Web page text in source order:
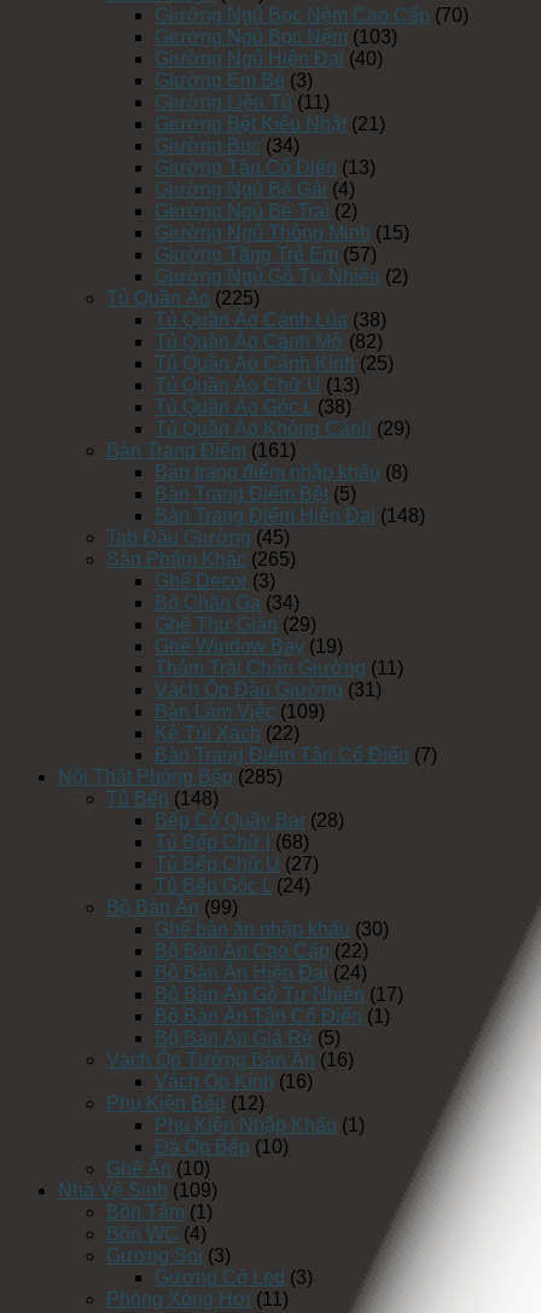
Giường Ngủ Bọc Nệm Cao Cấp (70)
Giường Ngủ Bọc Nệm (103)
Giường Ngủ Hiện Đại (40)
Giường Em Bé (3)
Giường Liền Tủ (11)
Giường Bệt Kiểu Nhật (21)
Giường Bục (34)
Giường Tân Cổ Điển (13)
Giường Ngủ Bé Gái (4)
Giường Ngủ Bé Trai (2)
Giường Ngủ Thông Minh (15)
Giường Tầng Trẻ Em (57)
Giường Ngủ Gỗ Tự Nhiên (2)
Tủ Quần Áo (225)
Tủ Quần Áo Cánh Lùa (38)
Tủ Quần Áo Cánh Mở (82)
Tủ Quần Áo Cánh Kính (25)
Tủ Quần Áo Chữ U (13)
Tủ Quần Áo Góc L
(38)
Tủ Quần Áo Không Cánh (29)
Bàn Trang Điểm (161)
Bàn trang điểm nhập khẩu (8)
Bàn Trang Điểm Bệt (5)
Bàn Trang Điểm Hiện Đại (148)
Tab Đầu Giường (45)
Sản Phẩm Khác (265)
Ghế Decor (3)
Bộ Chăn Ga (34)
Ghế Thư Giãn (29)
Ghế Window Bay (19)
Thảm Trải Chân Giường (11)
Vách Ốp Đầu Giường (31)
Bàn Làm Việc (109)
Kệ Túi Xách (22)
Bàn Trang Điểm Tân Cổ Điển (7)
Nội Thất Phòng Bếp (285)
Tủ Bếp (148)
Bếp Có Quầy Bar (28)
Tủ Bếp Chữ I
(68)
Tủ Bếp Chữ U (27)
Tủ Bếp Góc L
(24)
Bộ Bàn Ăn (99)
Ghế bàn ăn nhập khẩu (30)
Bộ Bàn Ăn Cao Cấp (22)
Bộ Bàn Ăn Hiện Đại (24)
Bộ Bàn Ăn Gỗ Tự Nhiên (17)
Bộ Bàn Ăn Tân Cổ Điển (1)
Bộ Bàn Ăn Giá Rẻ (5)
Vách Ốp Tường Bàn Ăn (16)
Vách Ốp Kính (16)
Phụ Kiện Bếp (12)
Phụ Kiện Nhập Khẩu (1)
Đá Ốp Bếp (10)
Ghế Ăn (10)
Nhà Vệ Sinh (109)
Bồn Tắm (1)
Bồn WC (4)
Gương Soi (3)
Gương Có Led (3)
Phòng Xông Hơi (11)